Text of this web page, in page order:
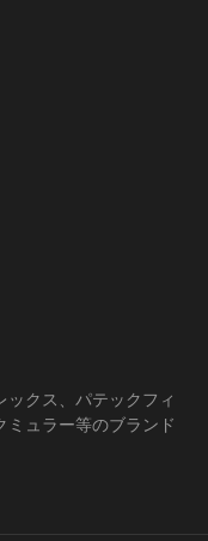
クス、パテックフィ
ミュラー等のブランド